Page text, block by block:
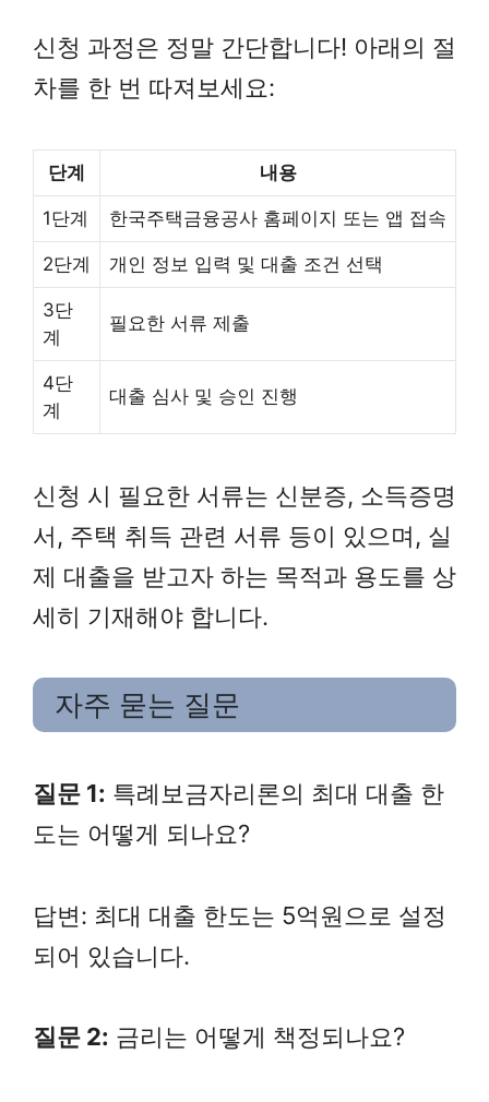
신청 과정은 정말 간단합니다! 아래의 절
차를 한 번 따져보세요:
단계 내용
1단계 한국주택금융공사 홈페이지 또는 앱 접속
2단계 개인 정보 입력 및 대출 조건 선택
3단
계
필요한 서류 제출
4단
계
대출 심사 및 승인 진행
신청 시 필요한 서류는 신분증, 소득증명
서, 주택 취득 관련 서류 등이 있으며, 실
제 대출을 받고자 하는 목적과 용도를 상
세히 기재해야 합니다.
자주 묻는 질문
질문 1: 특례보금자리론의 최대 대출 한
도는 어떻게 되나요?
답변: 최대 대출 한도는 5억원으로 설정
되어 있습니다.
질문 2: 금리는 어떻게 책정되나요?